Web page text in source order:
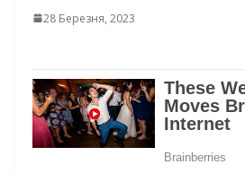
28 Березня, 2023